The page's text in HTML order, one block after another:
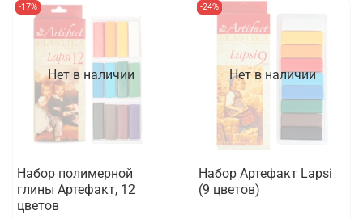
Нет в наличии
-17%
Набор полимерной
глины Артефакт, 12
цветов
Нет в наличии
-24%
Набор Артефакт Lapsi
(9 цветов)